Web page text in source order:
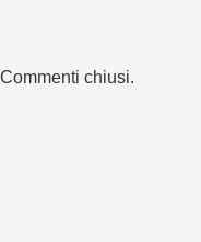
Commenti chiusi.